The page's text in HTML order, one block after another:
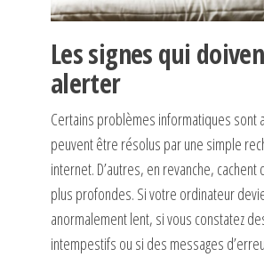
Les signes qui
alerter
Certains problèmes informatiques sont
peuvent être résolus par une simple
internet. D’autres, en revanche,
plus profondes. Si votre ordinateur
anormalement lent, si vous constatez
intempestifs ou si des messages